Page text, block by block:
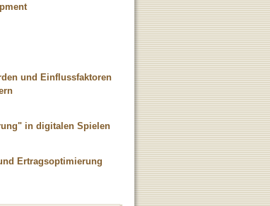
und Einflussfaktoren
in digitalen Spielen
Ertragsoptimierung